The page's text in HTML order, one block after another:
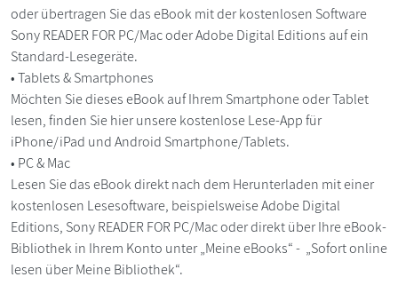
oder übertragen Sie das eBook mit der kostenlosen Software
Sony READER FOR PC/Mac oder Adobe Digital Editions auf ein
Standard-Lesegeräte.
• Tablets & Smartphones
Möchten Sie dieses eBook auf Ihrem Smartphone oder Tablet
lesen, finden Sie hier unsere kostenlose Lese-App für
iPhone/iPad und Android Smartphone/Tablets.
• PC & Mac
Lesen Sie das eBook direkt nach dem Herunterladen mit einer
kostenlosen Lesesoftware, beispielsweise Adobe Digital
Editions, Sony READER FOR PC/Mac oder direkt über Ihre eBook-
Bibliothek in Ihrem Konto unter „Meine eBooks“ - „Sofort online
lesen über Meine Bibliothek“.